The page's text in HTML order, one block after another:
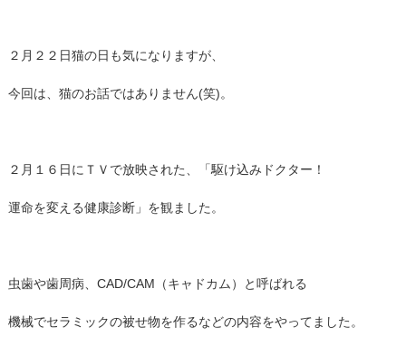
２月２２日猫の日も気になりますが、
今回は、猫のお話ではありません(笑)。
２月１６日にＴＶで放映された、「駆け込みドクター！
運命を変える健康診断」を観ました。
虫歯や歯周病、CAD/CAM（キャドカム）と呼ばれる
機械でセラミックの被せ物を作るなどの内容をやってました。